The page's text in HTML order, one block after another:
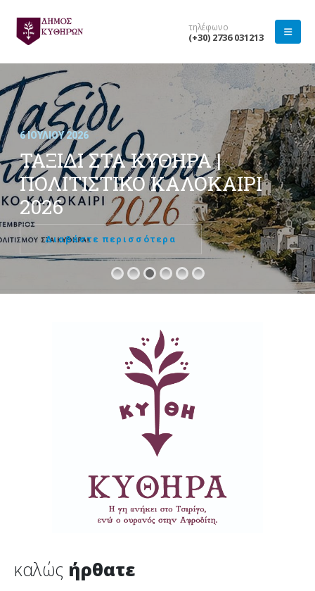
τηλέφωνο
(+30) 2736 031213
ΤΑΞΙΔΙ ΣΤΑ ΚΥΘΗΡΑ |
ΠΟΛΙΤΙΣΤΙΚΟ ΚΑΛΟΚΑΙΡΙ
2026
6 ΙΟΥΛΊΟΥ 2026
Διαβάστε περισσότερα
καλώς ήρθατε